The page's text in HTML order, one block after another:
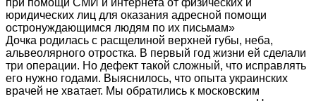
юридических лиц для оказания адресной помощи
остронуждающимся людям по их письмам»
Дочка родилась с расщелиной верхней губы, неба,
альвеолярного отростка. В первый год жизни ей сделали
три операции. Но дефект такой сложный, что исправлять
его нужно годами. Выяснилось, что опыта украинских
врачей не хватает. Мы обратились к московским